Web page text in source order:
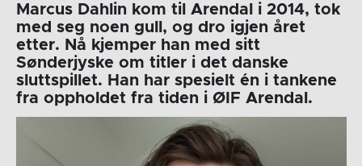
Marcus Dahlin kom til Arendal i 2014, tok
med seg noen gull, og dro igjen året
etter. Nå kjemper han med sitt
Sønderjyske om titler i det danske
sluttspillet. Han har spesielt én i tankene
fra oppholdet fra tiden i ØIF Arendal.